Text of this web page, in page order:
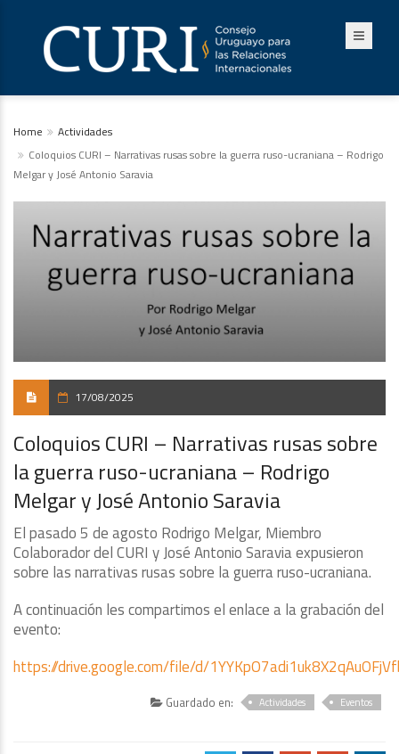
Home
Actividades
Coloquios CURI – Narrativas rusas sobre la guerra ruso-ucraniana – Rodrigo
Melgar y José Antonio Saravia
17/08/2025
Coloquios CURI – Narrativas rusas sobre
la guerra ruso-ucraniana – Rodrigo
Melgar y José Antonio Saravia
El pasado 5 de agosto Rodrigo Melgar, Miembro
Colaborador del CURI y José Antonio Saravia expusieron
sobre las narrativas rusas sobre la guerra ruso-ucraniana.
A continuación les compartimos el enlace a la grabación del
evento:
https://drive.google.com/file/d/
Guardado en: Actividades Eventos